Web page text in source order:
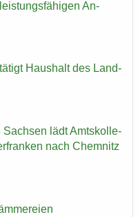
An­
Haus­halt des Land­
Sach­sen lädt Amts­kol­le­
nach Chem­nitz